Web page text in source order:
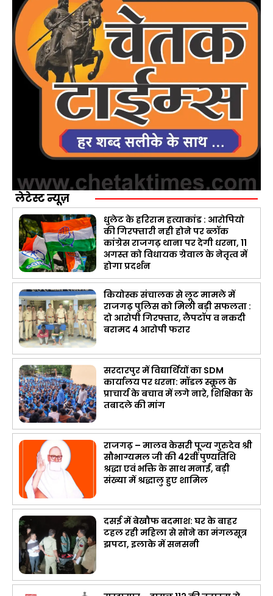
लेटेस्ट न्यूज़
धुलेट के हरिराम हत्याकांड : आरोपियो
की गिरफ्तारी नही होने पर ब्लॉक
कांग्रेस राजगढ़ थाना पर देगी धरना, 11
अगस्त को विधायक ग्रेवाल के नेतृत्व में
होगा प्रदर्शन
कियोस्क संचालक से लूट मामले में
राजगढ़ पुलिस को मिली बड़ी सफलता :
दो आरोपी गिरफ्तार, लैपटॉप व नकदी
बरामद 4 आरोपी फरार
सरदारपुर में विद्यार्थियों का SDM
कार्यालय पर धरना: मॉडल स्कूल के
प्राचार्य के बचाव में लगे नारे, शिक्षिका के
तबादले की मांग
राजगढ़ – मालव केसरी पूज्य गुरुदेव श्री
सौभाग्यमल जी की 42वीं पुण्यतिथि
श्रद्धा एवं भक्ति के साथ मनाई, बड़ी
संख्या में श्रद्धालु हुए शामिल
दसई में बेखौफ बदमाश: घर के बाहर
टहल रही महिला से सोने का मंगलसूत्र
झपटा, इलाके में सनसनी